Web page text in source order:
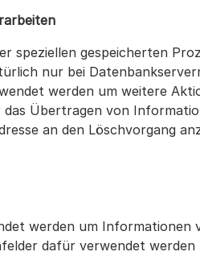
speziellen gespeicherten
nur bei
werden um weitere
Übertragen von
an den Löschvorgang
werden um Informationen
dafür verwendet